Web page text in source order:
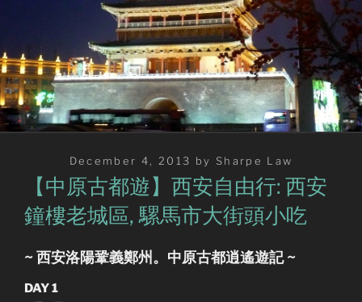
Posted
on
December 4, 2013 by Sharpe Law
【中原古都遊】西安自由行: 西安
鐘樓老城區, 騾馬市大街頭小吃
~ 西安洛陽鞏義鄭州。中原古都逍遙遊記 ~
DAY 1